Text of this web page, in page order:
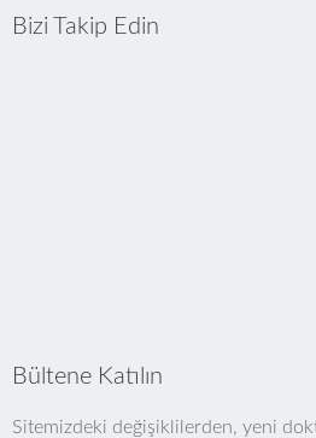
Bizi Takip Edin
Bültene Katılın
Sitemizdeki değişiklilerden, yeni